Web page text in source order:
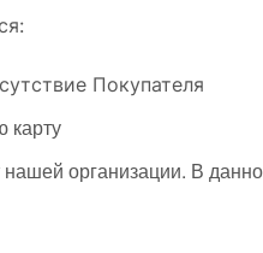
Покупателя
карту
организации. В